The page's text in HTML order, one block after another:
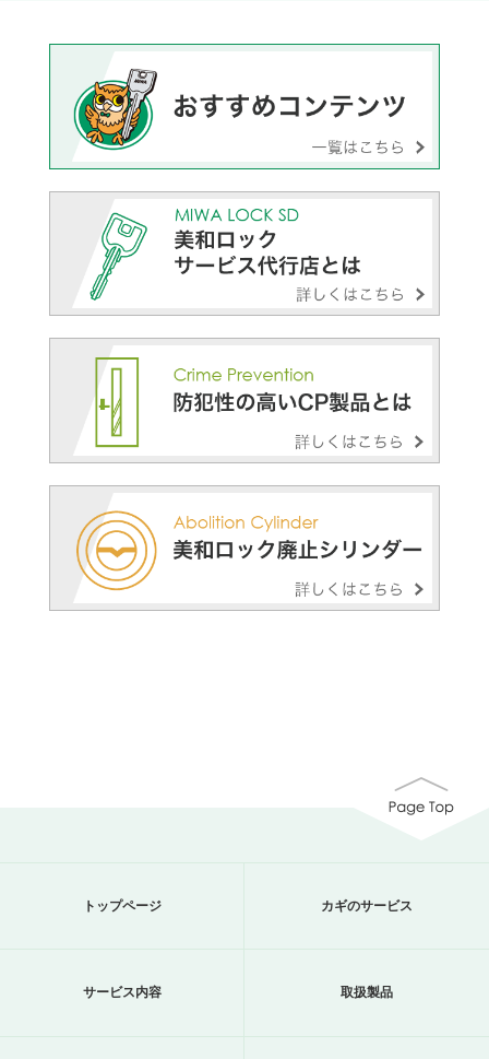
トップページ カギのサービス
サービス内容 取扱製品